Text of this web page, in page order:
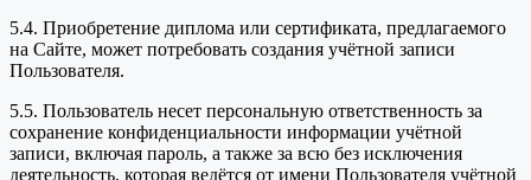
5.4. Приобретение диплома или сертификата, предлагаемого
на Сайте, может потребовать создания учётной записи
Пользователя.
5.5. Пользователь несет персональную ответственность за
сохранение конфиденциальности информации учётной
записи, включая пароль, а также за всю без исключения
деятельность, которая ведётся от имени Пользователя учётной